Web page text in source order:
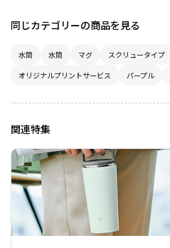
同じカテゴリーの商品を見る
水筒 水筒 マグ スクリュータイプ
オリジナルプリントサービス
パープル
関連特集